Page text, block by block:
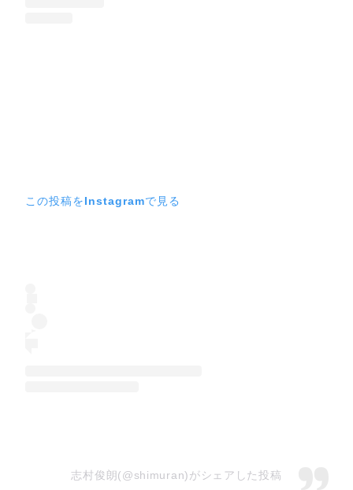
この投稿をInstagramで見る
志村俊朗(@shimuran)がシェアした投稿